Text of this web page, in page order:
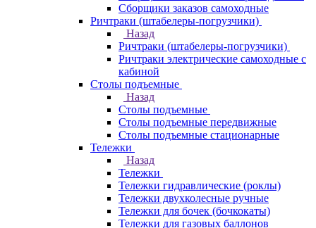
Сборщики заказов самоходные
Ричтраки (штабелеры-погрузчики)
Назад
Ричтраки (штабелеры-погрузчики)
Ричтраки электрические самоходные с
кабиной
Столы подъемные
Назад
Столы подъемные
Столы подъемные передвижные
Столы подъемные стационарные
Тележки
Назад
Тележки
Тележки гидравлические (роклы)
Тележки двухколесные ручные
Тележки для бочек (бочкокаты)
Тележки для газовых баллонов